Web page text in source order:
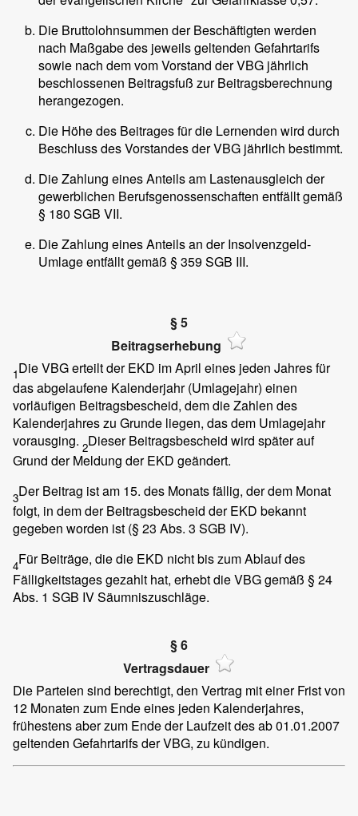
Die Bruttolohnsummen der Beschäftigten werden
nach Maßgabe des jeweils geltenden Gefahrtarifs
sowie nach dem vom Vorstand der VBG jährlich
beschlossenen Beitragsfuß zur Beitragsberechnung
herangezogen.
Die Höhe des Beitrages für die Lernenden wird durch
Beschluss des Vorstandes der VBG jährlich bestimmt.
Die Zahlung eines Anteils am Lastenausgleich der
gewerblichen Berufsgenossenschaften entfällt gemäß
§ 180 SGB VII.
Die Zahlung eines Anteils an der Insolvenzgeld-
Umlage entfällt gemäß § 359 SGB III.
§ 5
Beitragserhebung
1Die VBG erteilt der EKD im April eines jeden Jahres für
das abgelaufene Kalenderjahr (Umlagejahr) einen
vorläufigen Beitragsbescheid, dem die Zahlen des
Kalenderjahres zu Grunde liegen, das dem Umlagejahr
vorausging. 2Dieser Beitragsbescheid wird später auf
Grund der Meldung der EKD geändert.
3Der Beitrag ist am 15. des Monats fällig, der dem Monat
folgt, in dem der Beitragsbescheid der EKD bekannt
gegeben worden ist (§ 23 Abs. 3 SGB IV).
4Für Beiträge, die die EKD nicht bis zum Ablauf des
Fälligkeitstages gezahlt hat, erhebt die VBG gemäß § 24
Abs. 1 SGB IV Säumniszuschläge.
§ 6
Vertragsdauer
Die Parteien sind berechtigt, den Vertrag mit einer Frist von
12 Monaten zum Ende eines jeden Kalenderjahres,
frühestens aber zum Ende der Laufzeit des ab 01.01.2007
geltenden Gefahrtarifs der VBG, zu kündigen.